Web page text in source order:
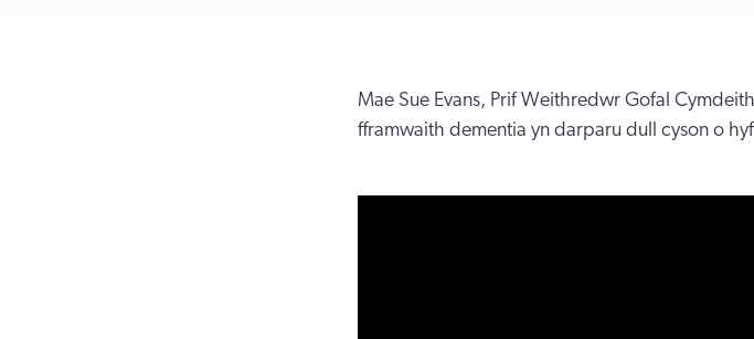
Mae Sue Evans, Prif Weithredwr Gofal
fframwaith dementia yn darparu dull cyson o